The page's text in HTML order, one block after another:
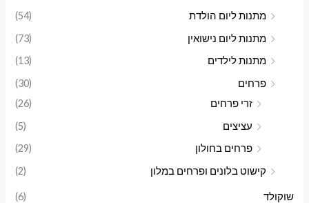
מתנות ליום הולדת
(54)
מתנות ליום נישואין
(73)
מתנות לילדים
(13)
פרחים
(30)
זרי פרחים
(26)
עציצים
(5)
פרחים בחולון
(29)
קישוט בלונים ופרחים במלון
(2)
שוקולד (6)